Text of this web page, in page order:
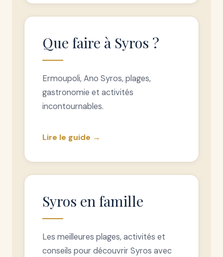
Que faire à Syros ?
Ermoupoli, Ano Syros, plages,
gastronomie et activités
incontournables.
Lire le guide →
Syros en famille
Les meilleures plages, activités et
conseils pour découvrir Syros avec